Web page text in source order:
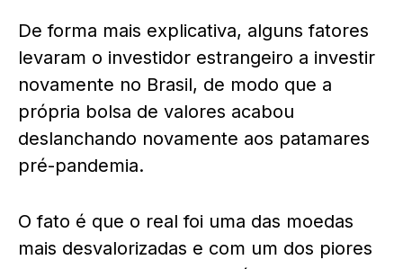
De forma mais explicativa, alguns fatores
levaram o investidor estrangeiro a investir
novamente no Brasil, de modo que a
própria bolsa de valores acabou
deslanchando novamente aos patamares
pré-pandemia.
O fato é que o real foi uma das moedas
mais desvalorizadas e com um dos piores